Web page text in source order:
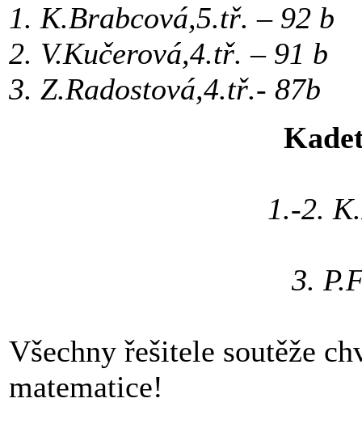
1. K.Brabcová,5.tř. –
2. V.Kučerová,4.tř.
3.
1.-2.
3.
Všechny řešitele soutěže
matematice!